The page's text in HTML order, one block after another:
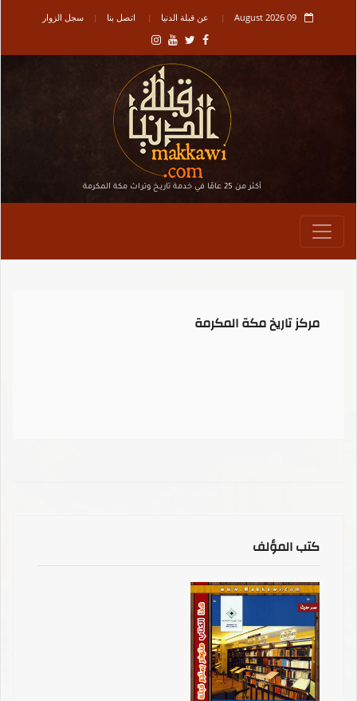
09 August 2026 عن قبلة الدنيا اتصل بنا سجل الزوار
أكثر من 25 عامًا في خدمة تاريـخ وتراث مكة المكرمة
مركز تاريخ مكة المكرمة
كتب المؤلف